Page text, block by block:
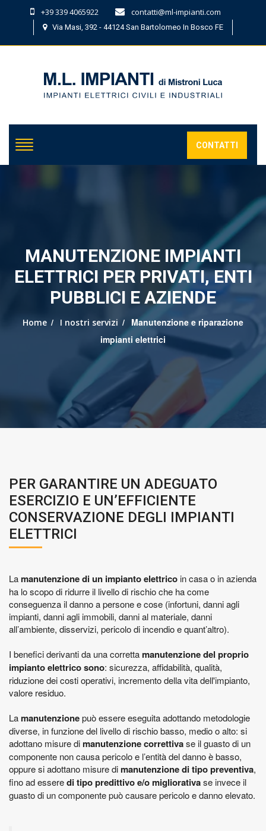
+39 339 4065922 contatti@ml-impianti.com
Via Masi, 392 - 44124 San Bartolomeo In Bosco FE
CONTATTI
MANUTENZIONE IMPIANTI
ELETTRICI PER PRIVATI, ENTI
PUBBLICI E AZIENDE
Home / I nostri servizi / Manutenzione e riparazione
impianti elettrici
PER GARANTIRE UN ADEGUATO
ESERCIZIO E UN’EFFICIENTE
CONSERVAZIONE DEGLI IMPIANTI
ELETTRICI
Lamanutenzione di un impianto elettricoin casa o in azienda
ha lo scopo di ridurre il livello di rischio che ha come
conseguenza il danno a persone e cose (infortuni, danni agli
impianti, danni agli immobili, danni al materiale, danni
all’ambiente, disservizi, pericolo di incendio e quant’altro).
I benefici derivanti da una correttamanutenzione del proprio
impianto elettrico sono: sicurezza, affidabilità, qualità,
riduzione dei costi operativi, incremento della vita dell'impianto,
valore residuo.
Lamanutenzionepuò essere eseguita adottando metodologie
diverse, in funzione del livello di rischio basso, medio o alto: si
adottano misure dimanutenzione correttivase il guasto di un
componente non causa pericolo e l’entità del danno è basso,
oppure si adottano misure dimanutenzione di tipo preventiva,
fino ad esseredi tipo predittivo e/o migliorativase invece il
guasto di un componente può causare pericolo e danno elevato.